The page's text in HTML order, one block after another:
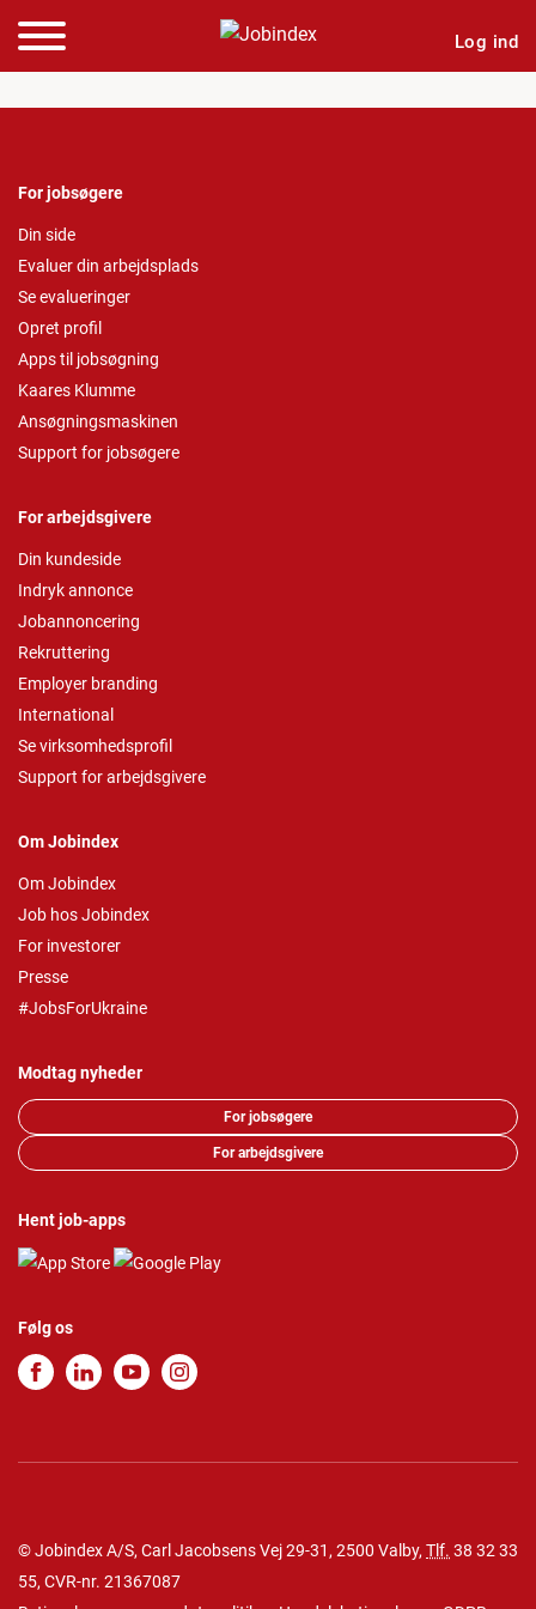
Log ind
For jobsøgere
Din side
Evaluer din arbejdsplads
Se evalueringer
Opret profil
Apps til jobsøgning
Kaares Klumme
Ansøgningsmaskinen
Support for jobsøgere
For arbejdsgivere
Din kundeside
Indryk annonce
Jobannoncering
Rekruttering
Employer branding
International
Se virksomhedsprofil
Support for arbejdsgivere
Om Jobindex
Om Jobindex
Job hos Jobindex
For investorer
Presse
#JobsForUkraine
Modtag nyheder
For jobsøgere
For arbejdsgivere
Hent job-apps
Følg os
© Jobindex A/S, Carl Jacobsens Vej 29-31, 2500 Valby, Tlf. 38 32 33
55, CVR-nr. 21367087